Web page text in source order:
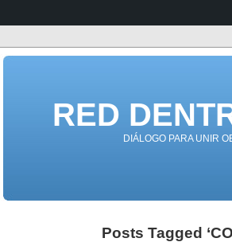
RED
DIÁLOGO PARA UNIR
Posts Tagged